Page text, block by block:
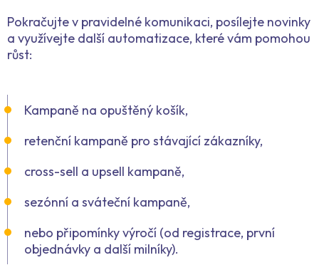
Pokračujte v pravidelné komunikaci, posílejte novinky
a využívejte další automatizace, které vám pomohou
růst:
Kampaně na opuštěný košík,
retenční kampaně pro stávající zákazníky,
cross-sell a upsell kampaně,
sezónní a sváteční kampaně,
nebo připomínky výročí (od registrace, první
objednávky a další milníky).